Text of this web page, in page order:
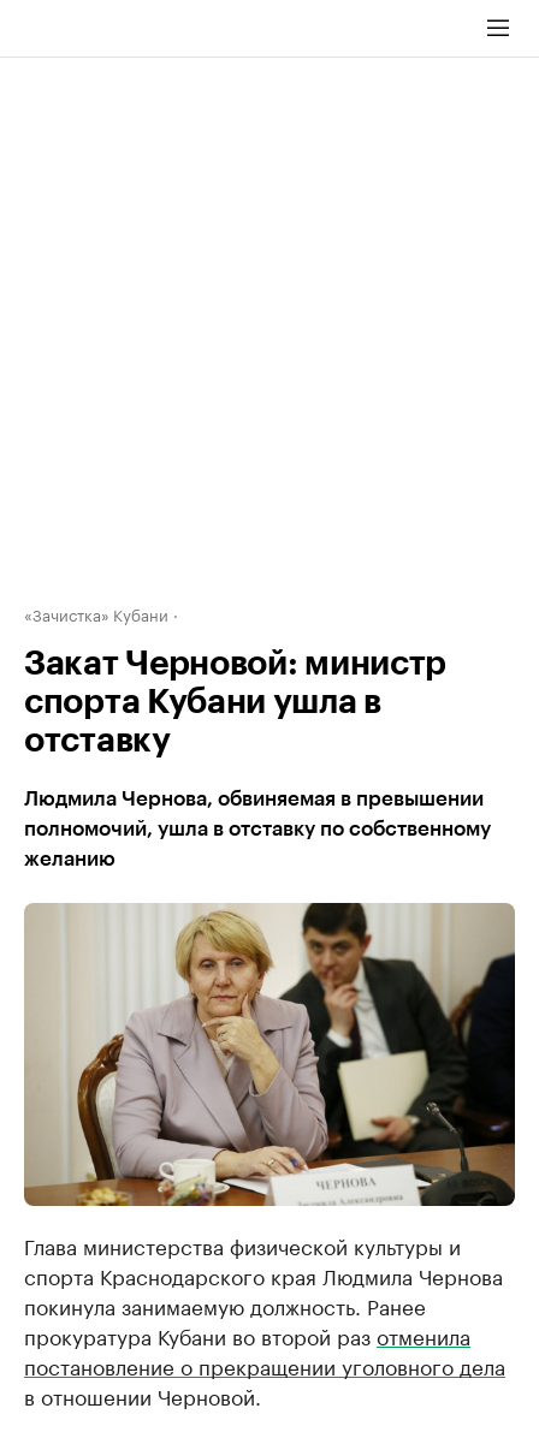
«Зачистка» Кубани
Закат Черновой: министр
спорта Кубани ушла в
отставку
Людмила Чернова, обвиняемая в превышении
полномочий, ушла в отставку по собственному
желанию
Глава министерства физической культуры и
спорта Краснодарского края Людмила Чернова
покинула занимаемую должность. Ранее
прокуратура Кубани во второй разотменила
постановление о прекращении уголовного дела
в отношении Черновой.